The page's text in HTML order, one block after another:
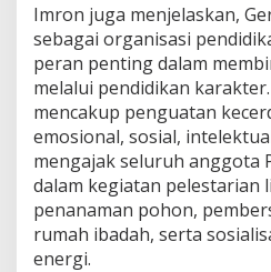
Imron juga menjelaskan,
sebagai organisasi
peran penting dalam
melalui pendidikan
mencakup penguatan
emosional, sosial,
mengajak seluruh anggota
dalam kegiatan pelestarian
penanaman pohon,
rumah ibadah, serta
energi.